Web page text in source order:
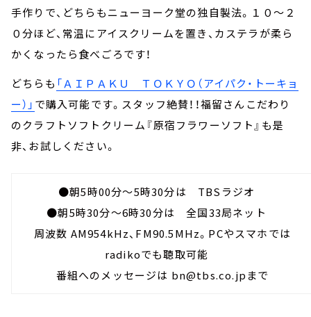
手作りで、どちらもニューヨーク堂の独自製法。１０～２
０分ほど、常温にアイスクリームを置き、カステラが柔ら
かくなったら食べごろです！
どちらも 「ＡＩＰＡＫＵ ＴＯＫＹＯ（アイパク・トーキョ
ー）」 で購入可能です。スタッフ絶賛！！福留さんこだわり
のクラフトソフトクリーム『原宿フラワーソフト』も是
非、お試しください。
●朝5時00分～5時30分は TBSラジオ
●朝5時30分～6時30分は 全国33局ネット
周波数 AM954kHz、FM90.5MHz。PCやスマホでは
radikoでも聴取可能
番組へのメッセージは bn@tbs.co.jpまで